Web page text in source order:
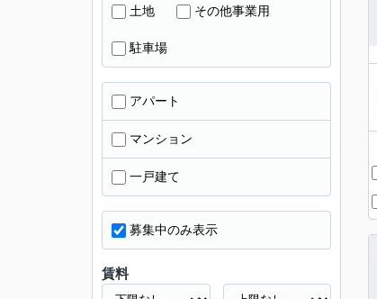
土地 その他事業用
駐車場
アパート
マンション
一戸建て
募集中のみ表示
賃料